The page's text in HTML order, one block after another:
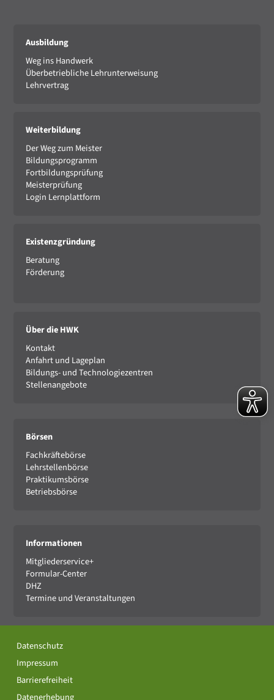
Ausbildung
Weg ins Handwerk
Überbetriebliche Lehrunterweisung
Lehrvertrag
Weiterbildung
Der Weg zum Meister
Bildungsprogramm
Fortbildungsprüfung
Meisterprüfung
Login Lernplattform
Existenzgründung
Beratung
Förderung
Über die HWK
Kontakt
Anfahrt und Lageplan
Bildungs- und Technologiezentren
Stellenangebote
Börsen
Fachkräftebörse
Lehrstellenbörse
Praktikumsbörse
Betriebsbörse
Informationen
Mitgliederservice+
Formular-Center
DHZ
Termine und Veranstaltungen
Datenschutz
Impressum
Barrierefreiheit